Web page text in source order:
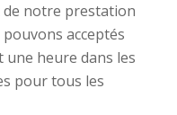
notre prestation
acceptés
heure dans les
pour tous les